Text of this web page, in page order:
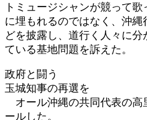
トミュージシャンが競って
に埋もれるのではなく、沖
どを披露し、道行く人々に分
ている基地問題を訴えた。
政府と闘う
玉城知事の再選を
オール沖縄の共同代表の高
ールした。